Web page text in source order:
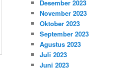
Desember 2023
November 2023
Oktober 2023
September 2023
Agustus 2023
Juli 2023
Juni 2023